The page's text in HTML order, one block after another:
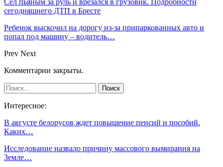
сегодняшнего ДТП в Бресте
Ребенок выскочил на дорогу из-за припаркованных авто и
попал под машину – водитель…
Prev Next
Комментарии закрыты.
Интересное:
В августе белорусов ждет повышение пенсий и пособий.
Каких…
Исследование назвало причину массового вымирания на
Земле…